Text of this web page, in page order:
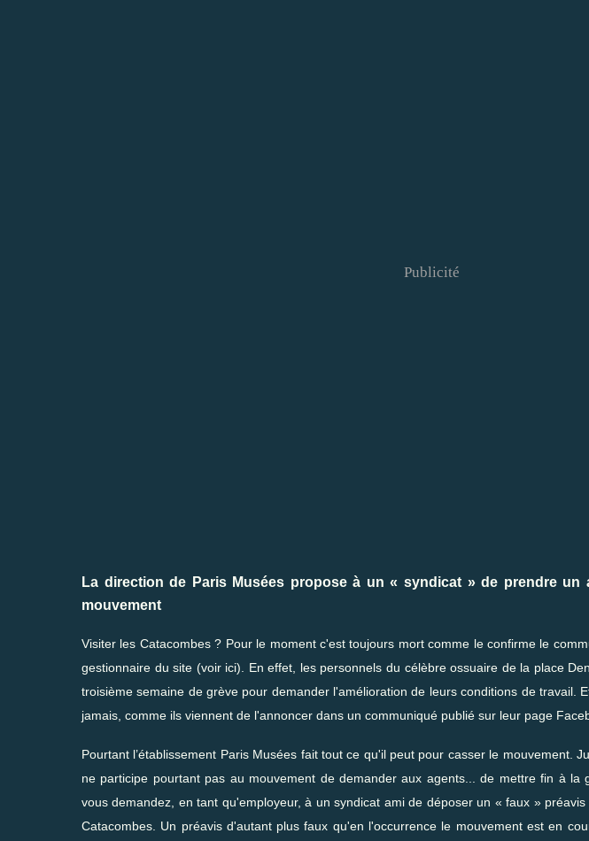
Publicité
La direction de Paris Musées propose à un « syndicat » de prendre un
mouvement
Visiter les Catacombes ? Pour le moment c'est toujours mort comme le confirme le
gestionnaire du site (voir ici). En effet, les personnels du célèbre ossuaire de la place
troisième semaine de grève pour demander l'amélioration de leurs conditions de travail.
jamais, comme ils viennent de l'annoncer dans un communiqué publié sur leur page
Pourtant l’établissement Paris Musées fait tout ce qu'il peut pour casser le mouvement.
ne participe pourtant pas au mouvement de demander aux agents... de mettre fin à
vous demandez, en tant qu'employeur, à un syndicat ami de déposer un « faux »
Catacombes. Un préavis d'autant plus faux qu'en l'occurrence le mouvement est en